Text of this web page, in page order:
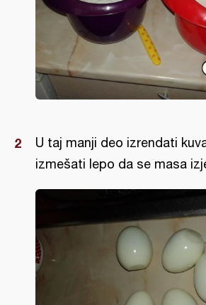
U taj manji deo izrendati
izmešati lepo da se masa